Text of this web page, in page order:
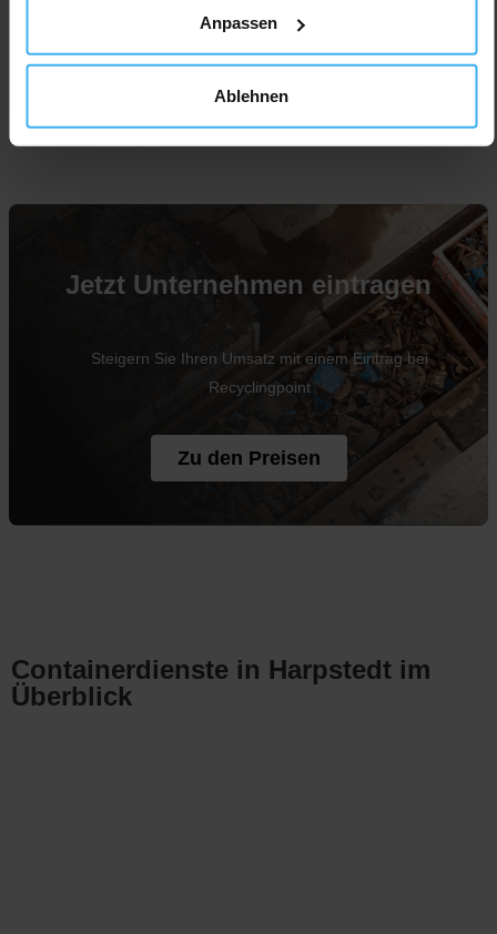
Anpassen
Ablehnen
Für Unternehmen
Jetzt Unternehmen eintragen
Steigern Sie Ihren Umsatz mit einem Eintrag bei
Recyclingpoint
Zu den Preisen
Containerdienste in Harpstedt im
Überblick